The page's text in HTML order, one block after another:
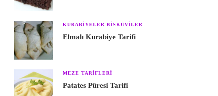
KURABIYELER BISKÜVILER
Elmalı Kurabiye Tarifi
MEZE TARIFLERI
Patates Püresi Tarifi